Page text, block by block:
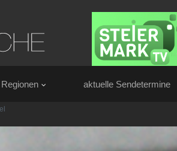
Regionen aktuelle Sendetermine